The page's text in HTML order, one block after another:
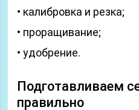
• калибровка и резка;
• проращивание;
• удобрение.
Подготавливаем
правильно